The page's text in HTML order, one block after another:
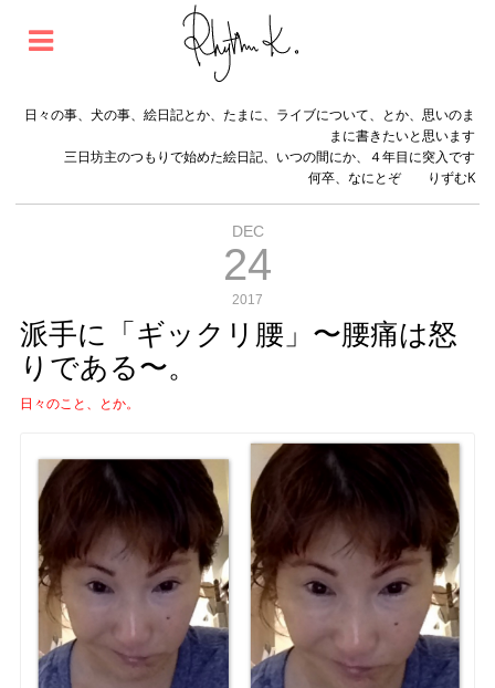
日々の事、犬の事、絵日記とか、たまに、ライブについて、とか、思いのま
まに書きたいと思います
三日坊主のつもりで始めた絵日記、いつの間にか、４年目に突入です
何卒、なにとぞ りずむK
DEC
24
2017
派手に「ギックリ腰」〜腰痛は怒
りである〜。
日々のこと、とか。